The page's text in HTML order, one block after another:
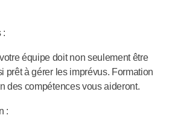
:
équipe doit non seulement être
prêt à gérer les imprévus. Formation
des compétences vous aideront.
: